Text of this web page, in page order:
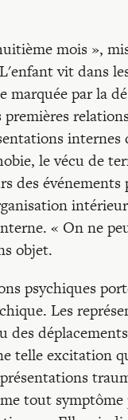
mois »,
vit dans
marquée par la
le vécu de
des
« On ne
objet.
psychiques
Les
des
telle excitation
tout